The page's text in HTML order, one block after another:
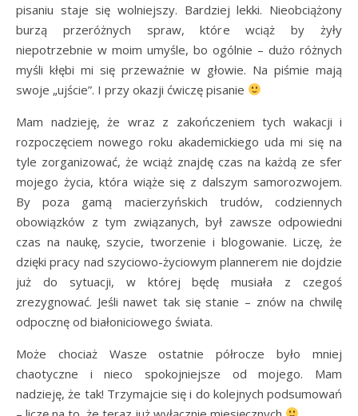
pisaniu staje się wolniejszy. Bardziej lekki. Nieobciążony
burzą przeróżnych spraw, które wciąż by żyły
niepotrzebnie w moim umyśle, bo ogólnie – dużo różnych
myśli kłębi mi się przeważnie w głowie. Na piśmie mają
swoje „ujście”. I przy okazji ćwiczę pisanie
Mam nadzieję, że wraz z zakończeniem tych wakacji i
rozpoczęciem nowego roku akademickiego uda mi się na
tyle zorganizować, że wciąż znajdę czas na każdą ze sfer
mojego życia, która wiąże się z dalszym samorozwojem.
By poza gamą macierzyńskich trudów, codziennych
obowiązków z tym związanych, był zawsze odpowiedni
czas na naukę, szycie, tworzenie i blogowanie. Liczę, że
dzięki pracy nad szyciowo-życiowym plannerem nie dojdzie
już do sytuacji, w której będę musiała z czegoś
zrezygnować. Jeśli nawet tak się stanie – znów na chwilę
odpocznę od białoniciowego świata.
Może chociaż Wasze ostatnie półrocze było mniej
chaotyczne i nieco spokojniejsze od mojego. Mam
nadzieję, że tak! Trzymajcie się i do kolejnych podsumowań